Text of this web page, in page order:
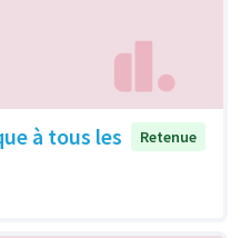
à tous les
Retenue